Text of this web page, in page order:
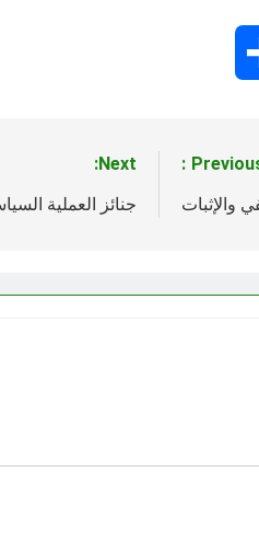
والإثبات
Next:
جنائز العملية